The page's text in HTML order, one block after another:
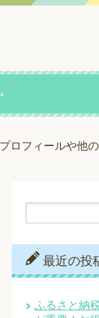
ロフィールや他の
最近の投
ふるさと納